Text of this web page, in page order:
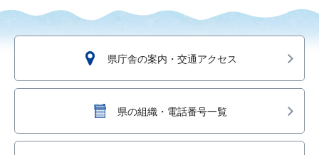
県庁舎の案内・交通アクセス
県の組織・電話番号一覧